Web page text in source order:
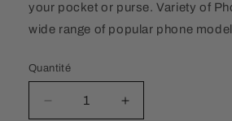
your pocket or purse. Variety of
wide range of popular phone
Quantité
Quantité
Réduire
Augmenter